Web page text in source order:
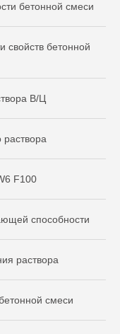
бетонной смеси
свойств бетонной
В/Ц
F100
способности
раствора
смеси